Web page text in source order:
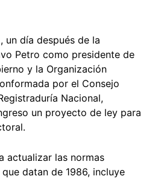
un día después de la
Petro como presidente de
y la Organización
por el Consejo
Nacional,
un proyecto de ley para
actualizar las normas
datan de 1986, incluye